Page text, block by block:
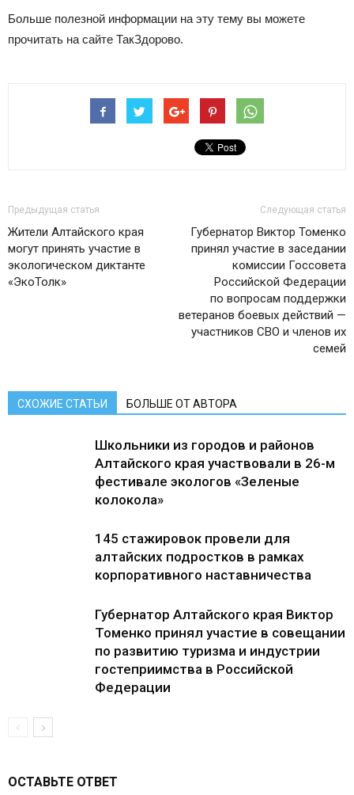
Больше полезной информации на эту тему вы можете
прочитать на сайте ТакЗдорово.
Предыдущая статья
Жители Алтайского края
могут принять участие в
экологическом диктанте
«ЭкоТолк»
Следующая статья
Губернатор Виктор Томенко
принял участие в заседании
комиссии Госсовета
Российской Федерации
по вопросам поддержки
ветеранов боевых действий —
участников СВО и членов их
семей
СХОЖИЕ СТАТЬИ БОЛЬШЕ ОТ АВТОРА
Школьники из городов и районов
Алтайского края участвовали в 26-м
фестивале экологов «Зеленые
колокола»
145 стажировок провели для
алтайских подростков в рамках
корпоративного наставничества
Губернатор Алтайского края Виктор
Томенко принял участие в совещании
по развитию туризма и индустрии
гостеприимства в Российской
Федерации
ОСТАВЬТЕ ОТВЕТ